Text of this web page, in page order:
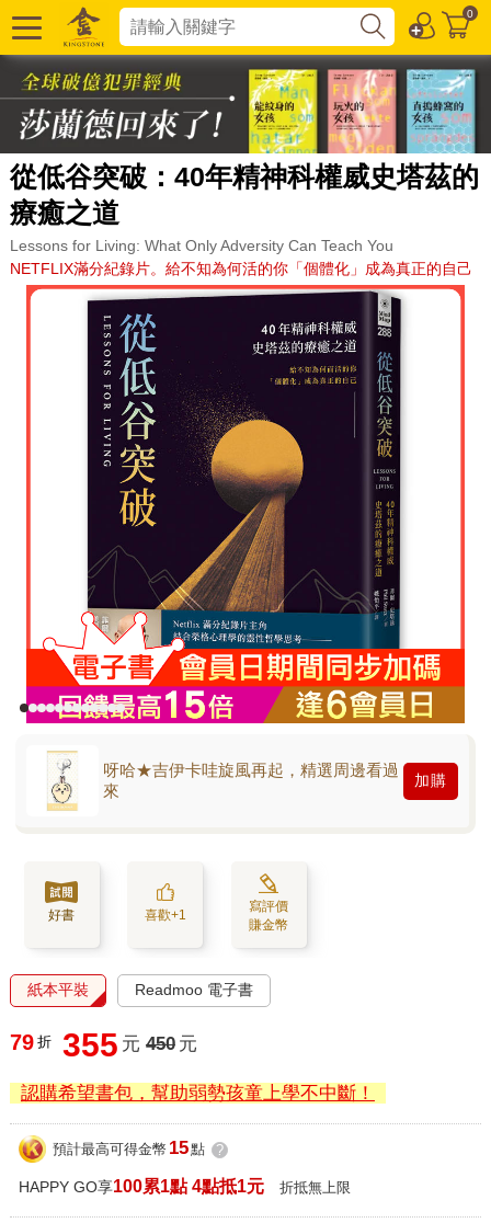
0
從低谷突破：40年精神科權威史塔茲的
療癒之道
Lessons for Living: What Only Adversity Can Teach You
NETFLIX滿分紀錄片。給不知為何活的你「個體化」成為真正的自己
呀哈★吉伊卡哇旋風再起，精選周邊看過
來
加購
好書 喜歡+1
寫評價
賺金幣
紙本平裝 Readmoo 電子書
79 折 355 元 450 元
認購希望書包，幫助弱勢孩童上學不中斷！
預計最高可得金幣 15點 ?
HAPPY GO享100累1點 4點抵1元 折抵無上限